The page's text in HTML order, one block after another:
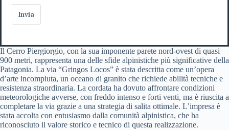
Invia
Il Cerro Piergiorgio, con la sua imponente parete nord-ovest di quasi
900 metri, rappresenta una delle sfide alpinistiche più significative della
Patagonia. La via “Gringos Locos” è stata descritta come un’opera
d’arte incompiuta, un oceano di granito che richiede abilità tecniche e
resistenza straordinaria. La cordata ha dovuto affrontare condizioni
meteorologiche avverse, con freddo intenso e forti venti, ma è riuscita a
completare la via grazie a una strategia di salita ottimale. L’impresa è
stata accolta con entusiasmo dalla comunità alpinistica, che ha
riconosciuto il valore storico e tecnico di questa realizzazione.